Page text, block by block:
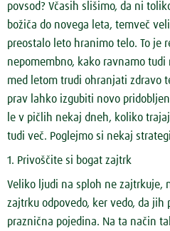
povsod? Včasih slišimo, da ni
božiča do novega leta, temveč
preostalo leto hranimo telo. To je
nepomembno, kako ravnamo tudi
med letom trudi ohranjati zdravo
prav lahko izgubiti novo
le v pičlih nekaj dneh, koliko
tudi več. Poglejmo si nekaj
1. Privoščite si bogat zajtrk
Veliko ljudi na sploh ne zajtrkuje,
zajtrku odpovedo, ker vedo, da jih
praznična pojedina. Na ta način